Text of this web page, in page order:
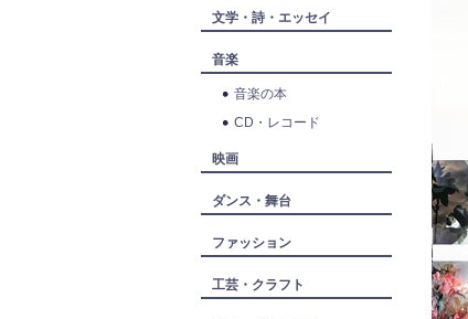
文学・詩・エッセイ
音楽
音楽の本
CD・レコード
映画
ダンス・舞台
ファッション
工芸・クラフト